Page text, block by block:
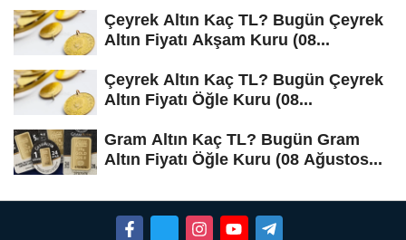
Çeyrek Altın Kaç TL? Bugün Çeyrek
Altın Fiyatı Akşam Kuru (08...
Çeyrek Altın Kaç TL? Bugün Çeyrek
Altın Fiyatı Öğle Kuru (08...
Gram Altın Kaç TL? Bugün Gram
Altın Fiyatı Öğle Kuru (08 Ağustos...